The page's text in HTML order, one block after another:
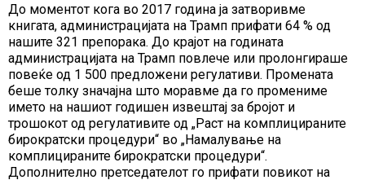
До моментот кога во 2017 година ја затворивме
книгата, администрацијата на Трамп прифати 64 % од
нашите 321 препорака. До крајот на годината
администрацијата на Трамп повлече или пролонгираше
повеќе од 1 500 предложени регулативи. Промената
беше толку значајна што моравме да го промениме
името на нашиот годишен извештај за бројот и
трошокот од регулативите од „Раст на комплицираните
бирократски процедури“ во „Намалување на
комплицираните бирократски процедури“.
Дополнително претседателот го прифати повикот на